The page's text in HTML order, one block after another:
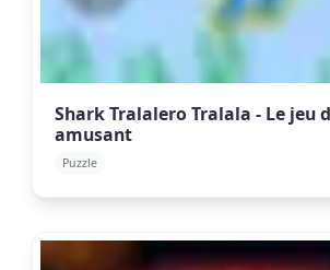
Shark Tralalero Tralala - Le jeu
amusant
Puzzle